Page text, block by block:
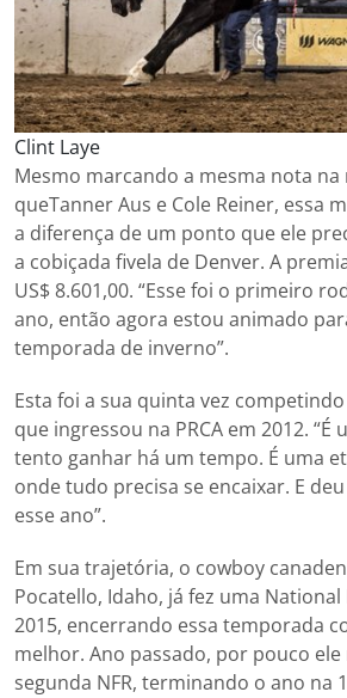
Clint Laye
Mesmo marcando a mesma nota
queTanner Aus e Cole Reiner, essa
a diferença de um ponto que ele
a cobiçada fivela de Denver. A
US$ 8.601,00. “Esse foi o primeiro
ano, então agora estou animado
temporada de inverno”.
Esta foi a sua quinta vez
que ingressou na PRCA em 2012.
tento ganhar há um tempo. É uma
onde tudo precisa se encaixar. E
esse ano”.
Em sua trajetória, o cowboy
Pocatello, Idaho, já fez uma National
2015, encerrando essa temporada
melhor. Ano passado, por pouco
segunda NFR, terminando o ano na